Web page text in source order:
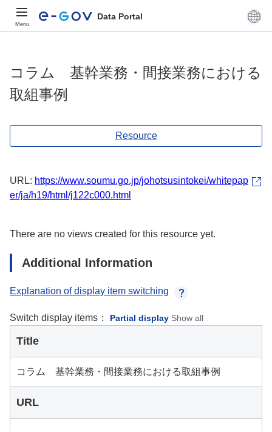
Menu
Data Portal
コラム 基幹業務・間接業務における
取組事例
Resource
URL: https://www.soumu.go.jp/johotsusintokei/whitepap
er/ja/h19/html/j122c000.html
There are no views created for this resource yet.
Additional Information
Explanation of display item switching
Switch display items： Partial display Show all
Title
コラム 基幹業務・間接業務における取組事例
URL